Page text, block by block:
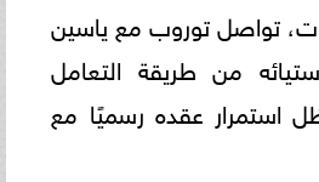
تواصل توروب مع ياسين
من طريقة التعامل
عقده رسميًا مع